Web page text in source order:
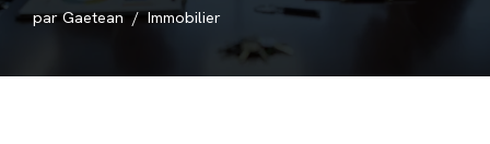
parGaetean Immobilier